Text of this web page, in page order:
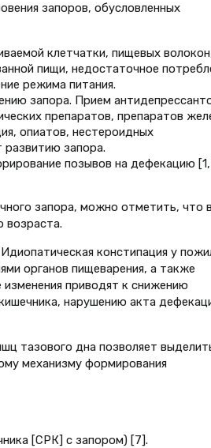
запоров, обусловленных
клетчатки, пищевых
пищи, недостаточное
режима питания.
запора. Прием
препаратов, препаратов
опиатов, нестероидных
развитию запора.
позывов на дефекацию
запора, можно отметить, что
возраста.
констипация у
органов пищеварения, а также
изменения приводят к снижению
нарушению акта
тазового дна позволяет
механизму формирования
[СРК] с запором) [7].